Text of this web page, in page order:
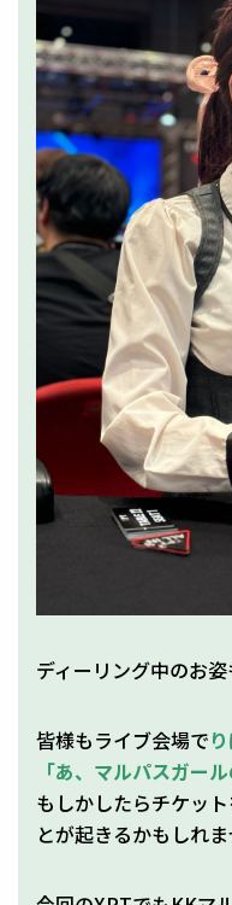
ディーリング中のお
皆様もライブ会場で
「あ、マルパスガー
もしかしたらチケッ
とが起きるかもしれ